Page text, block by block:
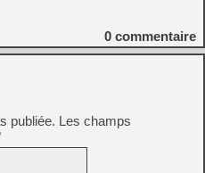
0 commentaire
publiée. Les champs